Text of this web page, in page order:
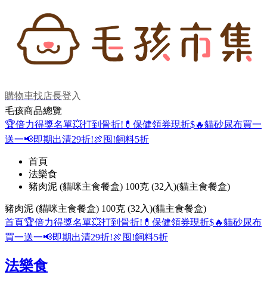
購物車找店長登入
毛孩商品總覽
🏆倍力得獎名單💥打到骨折! 💊保健領券現折$🔥貓砂尿布買一
送一📢即期出清29折!🍖囤!飼料5折
首頁
法樂食
豬肉泥 (貓咪主食餐盒) 100克 (32入)(貓主食餐盒)
豬肉泥 (貓咪主食餐盒) 100克 (32入)(貓主食餐盒)
首頁🏆倍力得獎名單💥打到骨折! 💊保健領券現折$🔥貓砂尿布
買一送一📢即期出清29折!🍖囤!飼料5折
法樂食